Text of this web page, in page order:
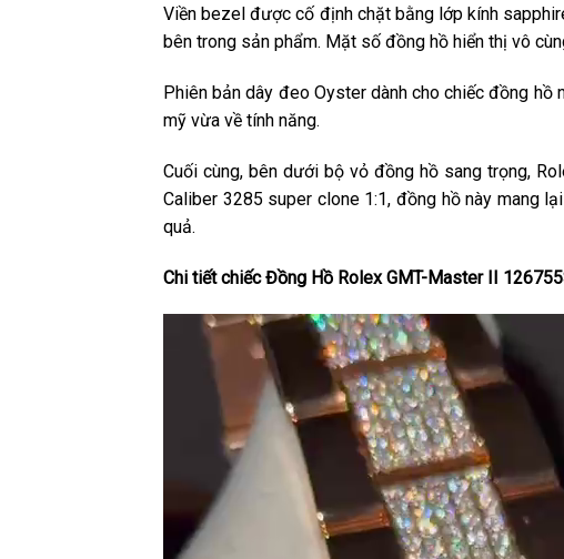
Viền bezel được cố định chặt bằng lớp kính
bên trong sản phẩm. Mặt số đồng hồ hiển thị vô
Phiên bản dây đeo Oyster dành cho chiếc đồng
mỹ vừa về tính năng.
Cuối cùng, bên dưới bộ vỏ đồng hồ sang trọng,
Caliber 3285 super clone 1:1, đồng hồ này mang
quả.
Chi tiết chiếc Đồng Hồ Rolex GMT-Master II